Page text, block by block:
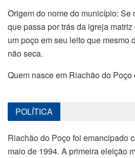
Origem do nome do município: Se
que passa por trás da igreja
um poço em seu leito que mesmo
não seca.
Quem nasce em Riachão do
POLÍTICA
Riachão do Poço foi emancipado
maio de 1994. A primeira eleição